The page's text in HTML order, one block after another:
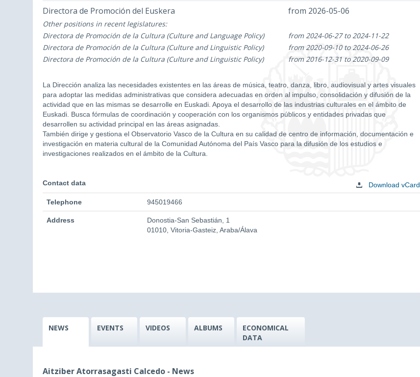
RolesStart date - End date
Directora de Promoción del Euskera from 2026-05-06
Other positions in recent legislatures:
Directora de Promoción de la Cultura (Culture and Language Policy)
from 2024-06-27 to 2024-11-22
Directora de Promoción de la Cultura (Culture and Linguistic Policy)
from 2020-09-10 to 2024-06-26
Directora de Promoción de la Cultura (Culture and Linguistic Policy)
from 2016-12-31 to 2020-09-09
La Dirección analiza las necesidades existentes en las áreas de música, teatro, danza, libro, audiovisual y artes visuales
para adoptar las medidas administrativas que considera adecuadas en orden al impulso, consolidación y difusión de la
actividad que en las mismas se desarrolle en Euskadi. Apoya el desarrollo de las industrias culturales en el ámbito de
Euskadi. Busca fórmulas de coordinación y cooperación con los organismos públicos y entidades privadas que
desarrollen su actividad principal en las áreas asignadas.
También dirige y gestiona el Observatorio Vasco de la Cultura en su calidad de centro de información, documentación e
investigación en materia cultural de la Comunidad Autónoma del País Vasco para la difusión de los estudios e
investigaciones realizados en el ámbito de la Cultura.
Contact data Download vCard
Telephone 945019466
Address
Donostia-San Sebastián, 1
01010, Vitoria-Gasteiz, Araba/Álava
NEWS EVENTS VIDEOS ALBUMS
ECONOMICAL
DATA
Aitziber Atorrasagasti Calcedo - News